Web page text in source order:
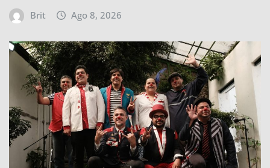
Brit Ago 8, 2026